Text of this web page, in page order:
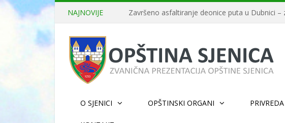
NAJNOVIJE
O SJENICI OPŠTINSKI ORGANI